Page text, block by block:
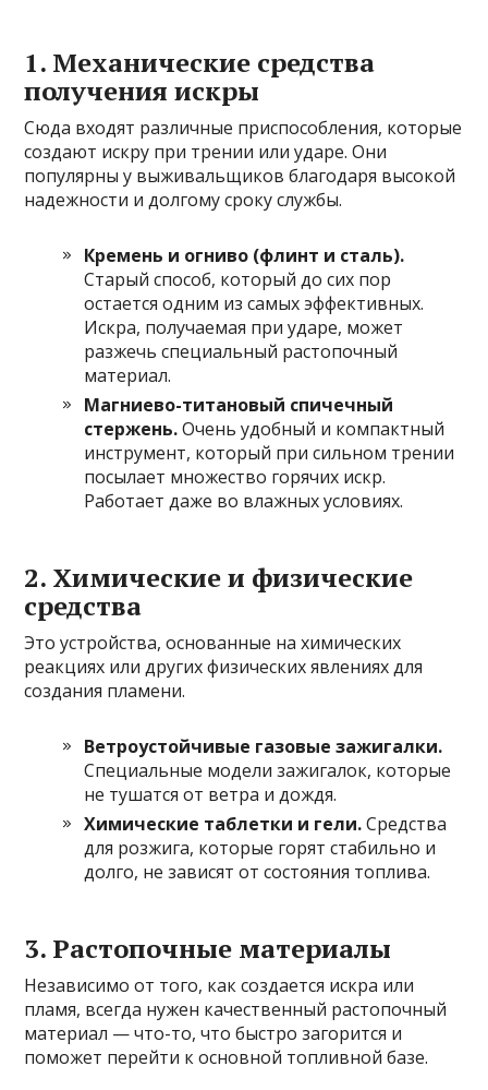
1. Механические средства
получения искры
Сюда входят различные приспособления, которые
создают искру при трении или ударе. Они
популярны у выживальщиков благодаря высокой
надежности и долгому сроку службы.
Кремень и огниво (флинт и сталь).
Старый способ, который до сих пор
остается одним из самых эффективных.
Искра, получаемая при ударе, может
разжечь специальный растопочный
материал.
Магниево-титановый спичечный
стержень.Очень удобный и компактный
инструмент, который при сильном трении
посылает множество горячих искр.
Работает даже во влажных условиях.
2. Химические и физические
средства
Это устройства, основанные на химических
реакциях или других физических явлениях для
создания пламени.
Ветроустойчивые газовые зажигалки.
Специальные модели зажигалок, которые
не тушатся от ветра и дождя.
Химические таблетки и гели.Средства
для розжига, которые горят стабильно и
долго, не зависят от состояния топлива.
3. Растопочные материалы
Независимо от того, как создается искра или
пламя, всегда нужен качественный растопочный
материал — что-то, что быстро загорится и
поможет перейти к основной топливной базе.